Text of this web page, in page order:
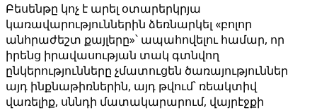
Բեսենթը կոչ է արել օտարերկրյա
կառավարություններին ձեռնարկել «բոլոր
անհրաժեշտ քայլերը»՝ ապահովելու համար, որ
իրենց իրավասության տակ գտնվող
ընկերությունները չմատուցեն ծառայություններ
այդ ինքնաթիռներին, այդ թվում՝ ռեակտիվ
վառելիք, սննդի մատակարարում, վայրէջքի